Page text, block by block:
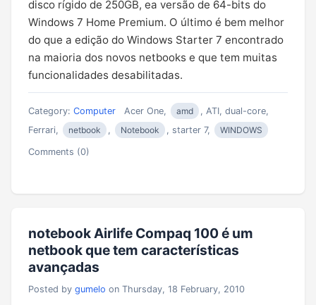
disco rígido de 250GB, ea versão de 64-bits do
Windows 7 Home Premium. O último é bem melhor
do que a edição do Windows Starter 7 encontrado
na maioria dos novos netbooks e que tem muitas
funcionalidades desabilitadas.
Category: Computer Acer One, amd
, ATI, dual-core,
Ferrari,
netbook , Notebook , starter 7, WINDOWS
Comments (0)
notebook Airlife Compaq 100 é um
netbook que tem características
avançadas
Posted by gumelo on Thursday, 18 February, 2010